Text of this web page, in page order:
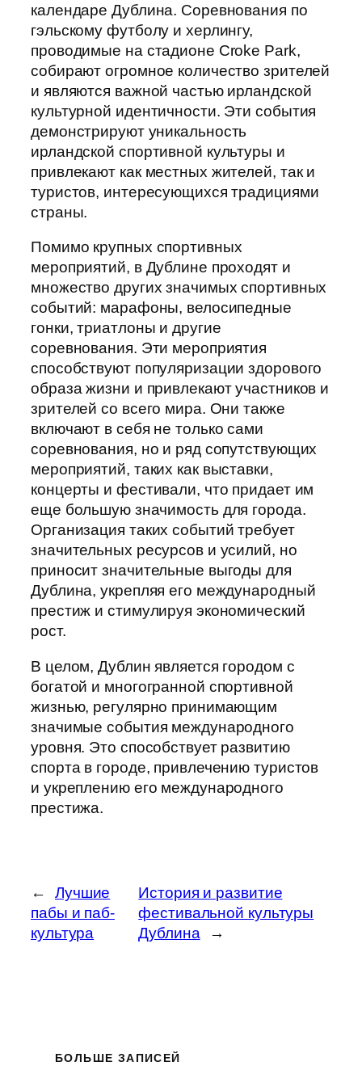
календаре Дублина. Соревнования по
гэльскому футболу и херлингу,
проводимые на стадионе Croke Park,
собирают огромное количество зрителей
и являются важной частью ирландской
культурной идентичности. Эти события
демонстрируют уникальность
ирландской спортивной культуры и
привлекают как местных жителей, так и
туристов, интересующихся традициями
страны.
Помимо крупных спортивных
мероприятий, в Дублине проходят и
множество других значимых спортивных
событий: марафоны, велосипедные
гонки, триатлоны и другие
соревнования. Эти мероприятия
способствуют популяризации здорового
образа жизни и привлекают участников и
зрителей со всего мира. Они также
включают в себя не только сами
соревнования, но и ряд сопутствующих
мероприятий, таких как выставки,
концерты и фестивали, что придает им
еще большую значимость для города.
Организация таких событий требует
значительных ресурсов и усилий, но
приносит значительные выгоды для
Дублина, укрепляя его международный
престиж и стимулируя экономический
рост.
В целом, Дублин является городом с
богатой и многогранной спортивной
жизнью, регулярно принимающим
значимые события международного
уровня. Это способствует развитию
спорта в городе, привлечению туристов
и укреплению его международного
престижа.
←
Лучшие
пабы и паб-
культура
История и развитие
фестивальной культуры
Дублина
→
БОЛЬШЕ ЗАПИСЕЙ